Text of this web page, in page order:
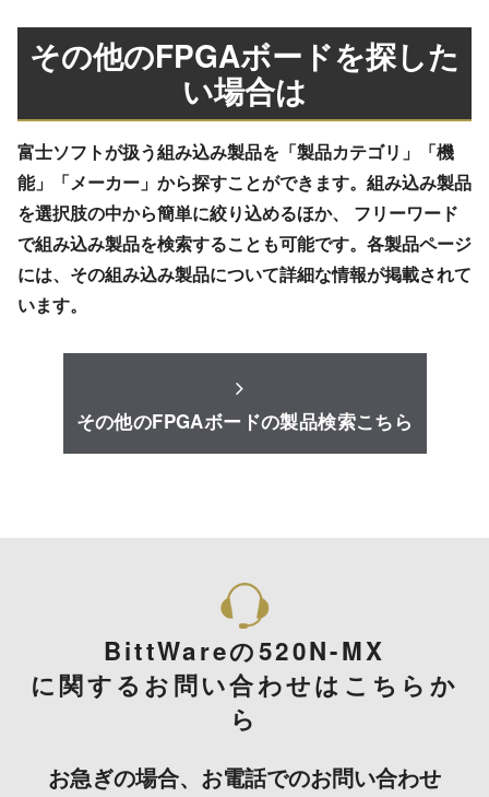
その他のFPGAボードを探した
い場合は
富士ソフトが扱う組み込み製品を「製品カテゴリ」「機
能」「メーカー」から探すことができます。組み込み製品
を選択肢の中から簡単に絞り込めるほか、 フリーワード
で組み込み製品を検索することも可能です。各製品ページ
には、その組み込み製品について詳細な情報が掲載されて
います。
その他のFPGAボードの製品検索こちら
BittWareの520N-MX
に関するお問い合わせはこちらか
ら
お急ぎの場合、お電話でのお問い合わせ